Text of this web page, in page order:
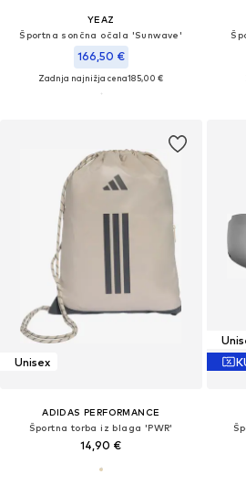
YEAZ
Športna sončna očala 'Sunwave'
166,50 €
Zadnja najnižja cena185,00 €
Unisex
ADIDAS PERFORMANCE
Športna torba iz blaga 'PWR'
14,90 €